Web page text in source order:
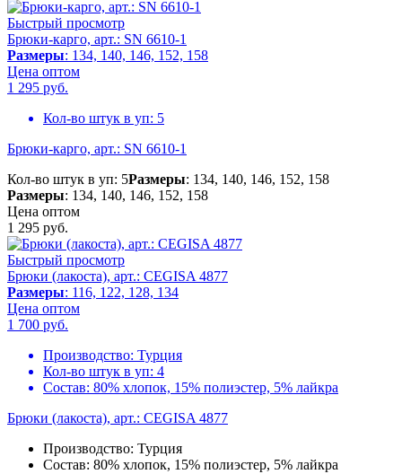
Быстрый просмотр
Брюки-карго, арт.: SN 6610-1
Размеры: 134, 140, 146, 152, 158
Цена оптом
1 295 руб.
Кол-во штук в уп: 5
Брюки-карго, арт.: SN 6610-1
Кол-во штук в уп: 5Размеры: 134, 140, 146, 152, 158
Размеры: 134, 140, 146, 152, 158
Цена оптом
1 295 руб.
Быстрый просмотр
Брюки (лакоста), арт.: CEGISA 4877
Размеры: 116, 122, 128, 134
Цена оптом
1 700 руб.
Производство: Турция
Кол-во штук в уп: 4
Состав: 80% хлопок, 15% полиэстер, 5% лайкра
Брюки (лакоста), арт.: CEGISA 4877
Производство: Турция
Состав: 80% хлопок, 15% полиэстер, 5% лайкра